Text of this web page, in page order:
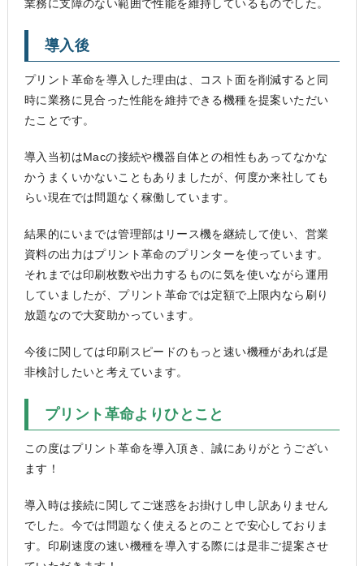
業務に支障のない範囲で性能を維持しているものでした。
導入後
プリント革命を導入した理由は、コスト面を削減すると同
時に業務に見合った性能を維持できる機種を提案いただい
たことです。
導入当初はMacの接続や機器自体との相性もあってなかな
かうまくいかないこともありましたが、何度か来社しても
らい現在では問題なく稼働しています。
結果的にいまでは管理部はリース機を継続して使い、営業
資料の出力はプリント革命のプリンターを使っています。
それまでは印刷枚数や出力するものに気を使いながら運用
していましたが、プリント革命では定額で上限内なら刷り
放題なので大変助かっています。
今後に関しては印刷スピードのもっと速い機種があれば是
非検討したいと考えています。
プリント革命よりひとこと
この度はプリント革命を導入頂き、誠にありがとうござい
ます！
導入時は接続に関してご迷惑をお掛けし申し訳ありません
でした。今では問題なく使えるとのことで安心しておりま
す。印刷速度の速い機種を導入する際には是非ご提案させ